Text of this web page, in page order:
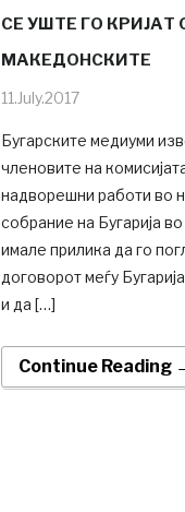
СЕ УШТЕ ГО КРИЈАТ
МАКЕДОНСКИТЕ
11.July.2017
Бугарските медиуми
членовите на
надворешни работи во
собрание на Бугарија
имале прилика да го
договорот меѓу
и да […]
Continue Reading